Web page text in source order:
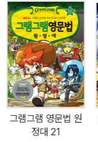
니다. 이때 가장 확실한
게 몸에 배도록 하는 것
있어야 합니다.
다시 시작하는 <그램그
익숙해질 수 있도록 재
신선하게 다다갈 수 있
오랫동안 정들었던 친구
단어의 쓰임새가 많이
은 정확하고 올바른 영
양이 너무도 방대해 자
을 수도 있다. 다시 돌아온 [그램그램 영문법 원정대]는 카드로 완벽
한 영어 문장을 만들면
고도 만화를 읽으며 문
성됐다. 독자는 재미있
영어 문장 만드는 훈
그램그램 영문법 원
정대 21